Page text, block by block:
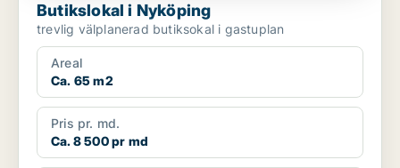
Butikslokal i Nyköping
trevlig välplanerad butiksokal i gastuplan
Areal
Ca. 65 m2
Pris pr. md.
Ca. 8 500 pr md